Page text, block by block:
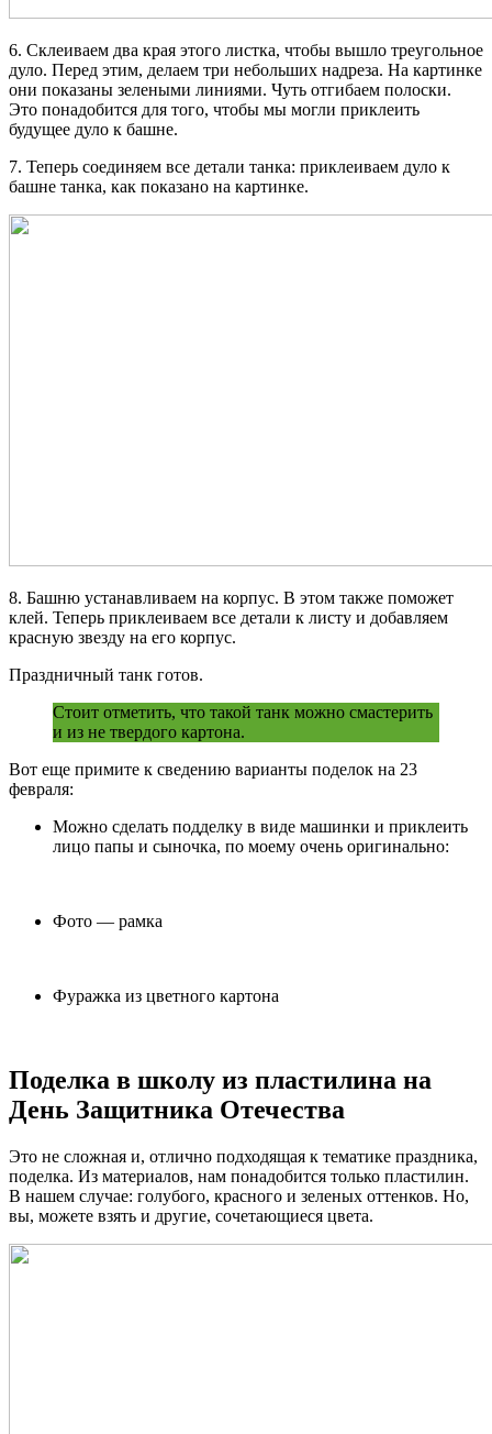
6. Склеиваем два края этого листка, чтобы вышло треугольное
дуло. Перед этим, делаем три небольших надреза. На картинке
они показаны зелеными линиями. Чуть отгибаем полоски.
Это понадобится для того, чтобы мы могли приклеить
будущее дуло к башне.
7. Теперь соединяем все детали танка: приклеиваем дуло к
башне танка, как показано на картинке.
8. Башню устанавливаем на корпус. В этом также поможет
клей. Теперь приклеиваем все детали к листу и добавляем
красную звезду на его корпус.
Праздничный танк готов.
Стоит отметить, что такой танк можно смастерить
и из не твердого картона.
Вот еще примите к сведению варианты поделок на 23
февраля:
Можно сделать подделку в виде машинки и приклеить
лицо папы и сыночка, по моему очень оригинально:
Фото — рамка
Фуражка из цветного картона
Поделка в школу из пластилина на
День Защитника Отечества
Это не сложная и, отлично подходящая к тематике праздника,
поделка. Из материалов, нам понадобится только пластилин.
В нашем случае: голубого, красного и зеленых оттенков. Но,
вы, можете взять и другие, сочетающиеся цвета.